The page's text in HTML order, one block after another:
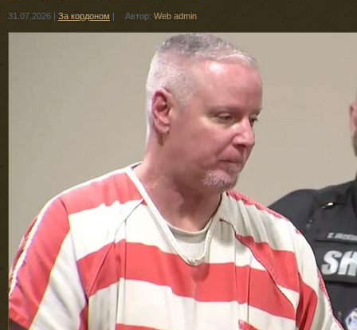
31.07.2026 | За кордоном | Автор: Web admin